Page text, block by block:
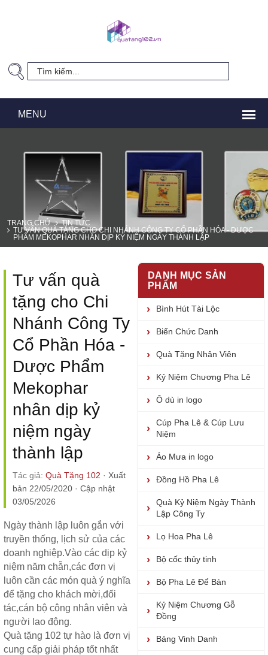
TRANG CHỦ
TIN TỨC
TƯ VẤN QUÀ TẶNG CHO CHI NHÁNH CÔNG TY CỔ PHẦN HÓA - DƯỢC
PHẨM MEKOPHAR NHÂN DỊP KỶ NIỆM NGÀY THÀNH LẬP
Tư vấn quà
tặng cho Chi
Nhánh Công Ty
Cổ Phần Hóa -
Dược Phẩm
Mekophar
nhân dịp kỷ
niệm ngày
thành lập
Tác giả: Quà Tặng 102 · Xuất
bản 22/05/2020 · Cập nhật
03/05/2026
Ngày thành lập luôn gắn với
truyền thống, lịch sử của các
doanh nghiệp.Vào các dịp kỷ
niệm năm chẵn,các đơn vị
luôn cần các món quà ý nghĩa
để tặng cho khách mời,đối
tác,cán bộ công nhân viên và
người lao động.
Quà tặng 102 tự hào là đơn vị
cung cấp giải pháp tốt nhất
DANH MỤC SẢN
PHẨM
Bình Hút Tài Lộc
Biển Chức Danh
Quà Tặng Nhân Viên
Kỷ Niệm Chương Pha Lê
Ô dù in logo
Cúp Pha Lê & Cúp Lưu
Niệm
Áo Mưa in logo
Đồng Hồ Pha Lê
Quà Kỷ Niệm Ngày Thành
Lập Công Ty
Lọ Hoa Pha Lê
Bộ cốc thủy tinh
Bộ Pha Lê Để Bàn
Kỷ Niệm Chương Gỗ
Đồng
Bảng Vinh Danh